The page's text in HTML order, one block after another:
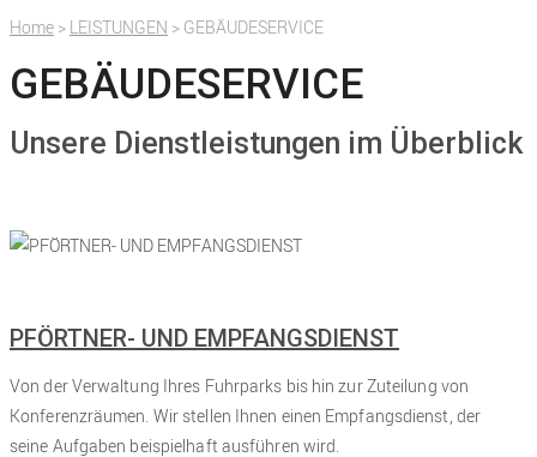
Home > LEISTUNGEN > GEBÄUDESERVICE
GEBÄUDESERVICE
Unsere Dienstleistungen im Überblick
PFÖRTNER- UND EMPFANGSDIENST
Von der Verwaltung Ihres Fuhrparks bis hin zur Zuteilung von
Konferenzräumen. Wir stellen Ihnen einen Empfangsdienst, der
seine Aufgaben beispielhaft ausführen wird.